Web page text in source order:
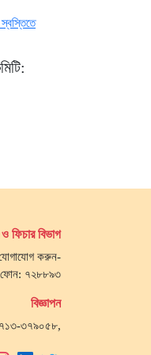
ও ফিচার বিভাগ
করুন-
৭২৮৮৯৩
বিজ্ঞাপন
৩৭৯০৫৮,